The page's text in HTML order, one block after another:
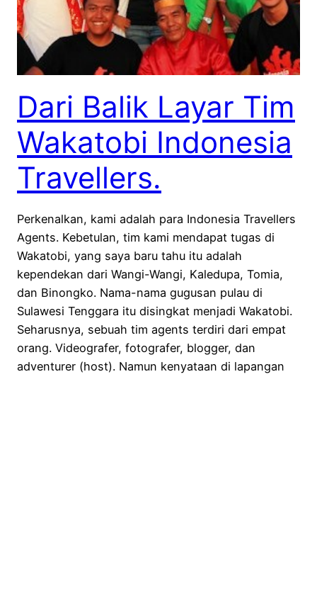
Dari Balik Layar Tim
Wakatobi Indonesia
Travellers.
Perkenalkan, kami adalah para Indonesia Travellers
Agents. Kebetulan, tim kami mendapat tugas di
Wakatobi, yang saya baru tahu itu adalah
kependekan dari Wangi-Wangi, Kaledupa, Tomia,
dan Binongko. Nama-nama gugusan pulau di
Sulawesi Tenggara itu disingkat menjadi Wakatobi.
Seharusnya, sebuah tim agents terdiri dari empat
orang. Videografer, fotografer, blogger, dan
adventurer (host). Namun kenyataan di lapangan